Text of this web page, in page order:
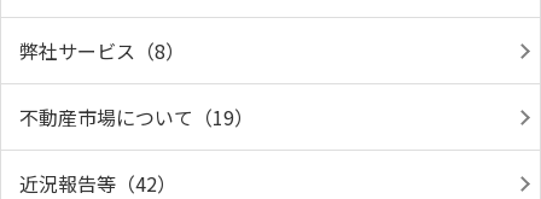
弊社サービス（8）
不動産市場について（19）
近況報告等（42）